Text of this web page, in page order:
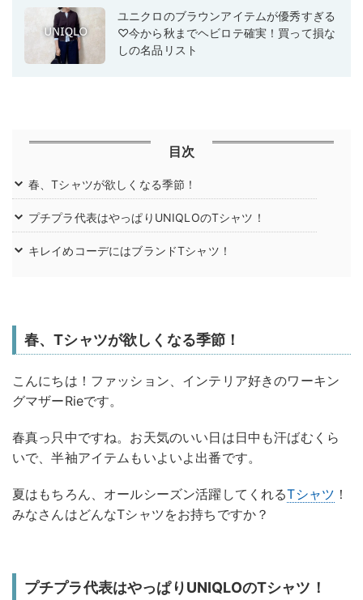
ユニクロのブラウンアイテムが優秀すぎる
♡今から秋までヘビロテ確実！買って損な
しの名品リスト
目次
春、Tシャツが欲しくなる季節！
プチプラ代表はやっぱりUNIQLOのTシャツ！
キレイめコーデにはブランドTシャツ！
春、Tシャツが欲しくなる季節！
こんにちは！ファッション、インテリア好きのワーキン
グマザーRieです。
春真っ只中ですね。お天気のいい日は日中も汗ばむくら
いで、半袖アイテムもいよいよ出番です。
夏はもちろん、オールシーズン活躍してくれるTシャツ ！
みなさんはどんなTシャツをお持ちですか？
プチプラ代表はやっぱりUNIQLOのTシャツ！